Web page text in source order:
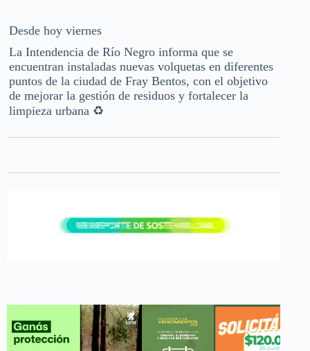
Desde hoy viernes
La Intendencia de Río Negro informa que se
encuentran instaladas nuevas volquetas en diferentes
puntos de la ciudad de Fray Bentos, con el objetivo
de mejorar la gestión de residuos y fortalecer la
limpieza urbana ♻️